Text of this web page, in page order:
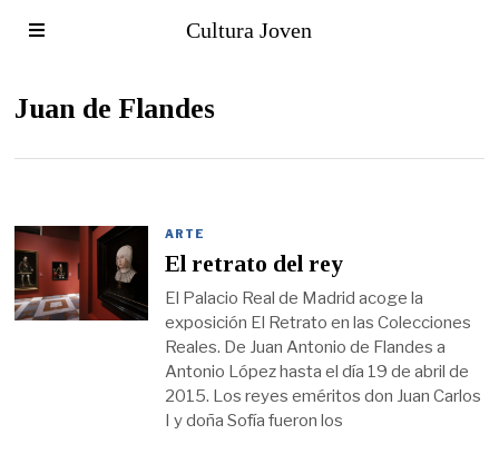
Cultura Joven
Juan de Flandes
ARTE
El retrato del rey
El Palacio Real de Madrid acoge la
exposición El Retrato en las Colecciones
Reales. De Juan Antonio de Flandes a
Antonio López hasta el día 19 de abril de
2015. Los reyes eméritos don Juan Carlos
I y doña Sofía fueron los